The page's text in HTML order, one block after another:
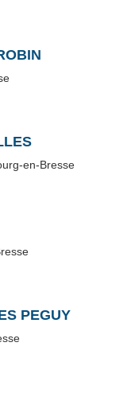
en-Bresse
PEGUY